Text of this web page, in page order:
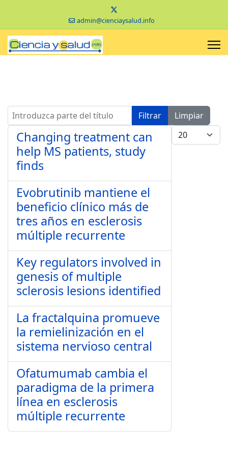
admin@cienciaysalud.info
Introduzca parte del título Filtrar
Limpiar
Cantidad a
Changing treatment can
help MS patients, study
finds
Evobrutinib mantiene el
beneficio clínico más de
tres años en esclerosis
múltiple recurrente
Key regulators involved in
genesis of multiple
sclerosis lesions identified
La fractalquina promueve
la remielinización en el
sistema nervioso central
Ofatumumab cambia el
paradigma de la primera
línea en esclerosis
múltiple recurrente